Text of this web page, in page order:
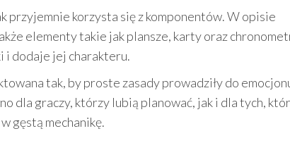
korzysta się z komponentów. W opisie
elementy takie jak plansze, karty oraz
i dodaje jej charakteru.
tak, by proste zasady prowadziły do
dla graczy, którzy lubią planować, jak i dla tych,
gęstą mechanikę.